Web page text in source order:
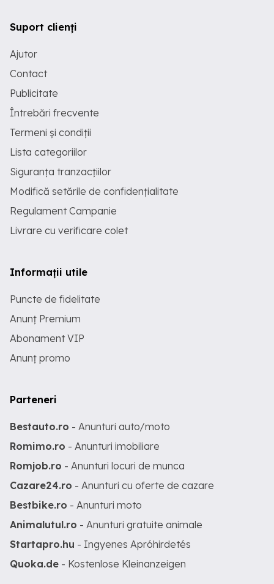
Suport clienți
Ajutor
Contact
Publicitate
Întrebări frecvente
Termeni și condiții
Lista categoriilor
Siguranța tranzacțiilor
Modifică setările de confidențialitate
Regulament Campanie
Livrare cu verificare colet
Informații utile
Puncte de fidelitate
Anunț Premium
Abonament VIP
Anunț promo
Parteneri
Bestauto.ro - Anunturi auto/moto
Romimo.ro - Anunturi imobiliare
Romjob.ro - Anunturi locuri de munca
Cazare24.ro - Anunturi cu oferte de cazare
Bestbike.ro - Anunturi moto
Animalutul.ro - Anunturi gratuite animale
Startapro.hu - Ingyenes Apróhirdetés
Quoka.de - Kostenlose Kleinanzeigen